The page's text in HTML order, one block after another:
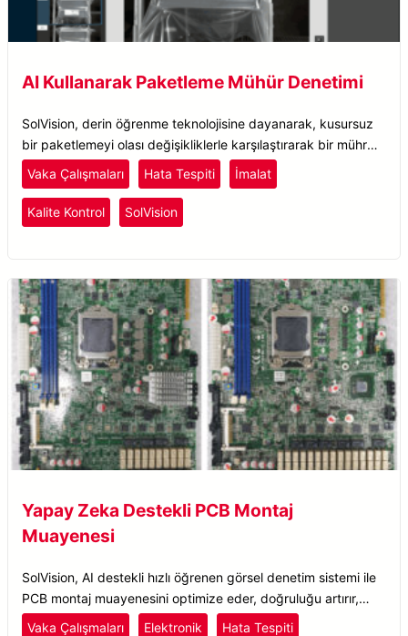
AI Kullanarak Paketleme Mühür Denetimi
SolVision, derin öğrenme teknolojisine dayanarak, kusursuz
bir paketlemeyi olası değişikliklerle karşılaştırarak bir mührün
sağlam olup olmadığını belirleyebilir.
Vaka Çalışmaları Hata Tespiti İmalat
Kalite Kontrol SolVision
Yapay Zeka Destekli PCB Montaj
Muayenesi
SolVision, AI destekli hızlı öğrenen görsel denetim sistemi ile
PCB montaj muayenesini optimize eder, doğruluğu artırır,
hataları azaltır ve verimliliği yükseltir.
Vaka Çalışmaları Elektronik Hata Tespiti